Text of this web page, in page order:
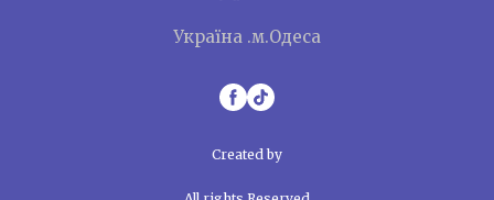
Україна .м.Одеса
Created by